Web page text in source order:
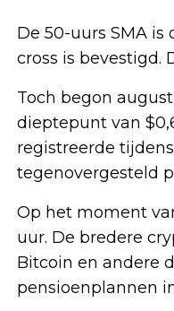
De 50-uurs SMA
cross is
Toch begon
dieptepunt van
registreerde
tegenovergesteld
Op het moment
uur. De bredere
Bitcoin en andere
pensioenplannen